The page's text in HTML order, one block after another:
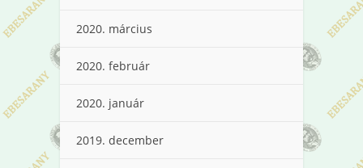
2020. március
2020. február
2020. január
2019. december